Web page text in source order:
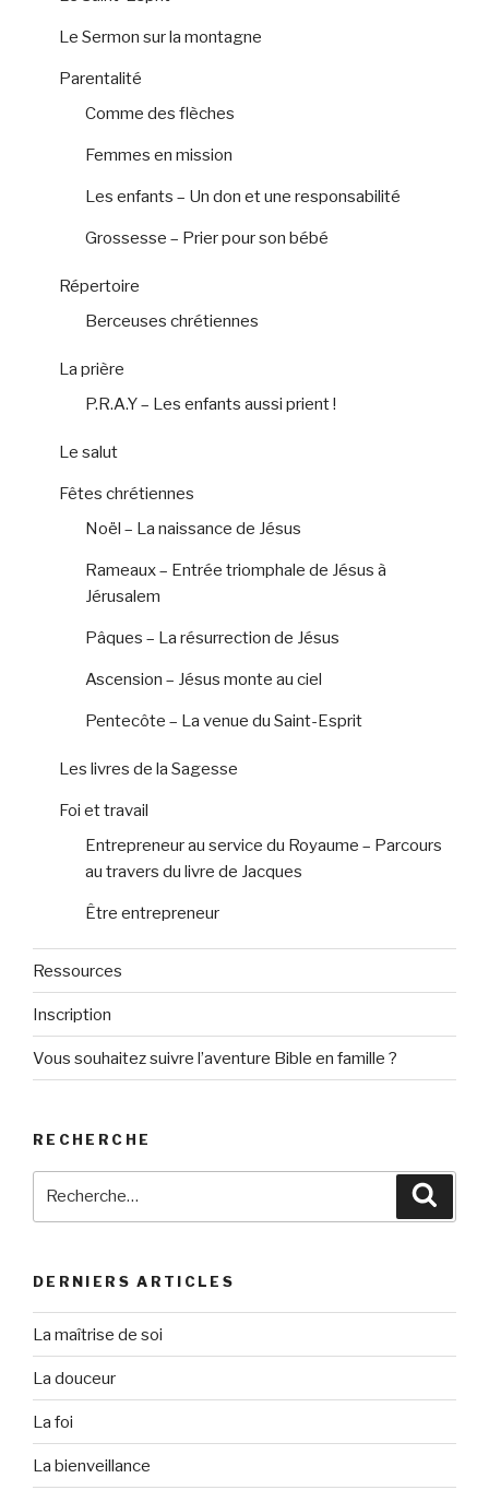
Le Sermon sur la montagne
Parentalité
Comme des flèches
Femmes en mission
Les enfants – Un don et une responsabilité
Grossesse – Prier pour son bébé
Répertoire
Berceuses chrétiennes
La prière
P.R.A.Y – Les enfants aussi prient !
Le salut
Fêtes chrétiennes
Noël – La naissance de Jésus
Rameaux – Entrée triomphale de Jésus à
Jérusalem
Pâques – La résurrection de Jésus
Ascension – Jésus monte au ciel
Pentecôte – La venue du Saint-Esprit
Les livres de la Sagesse
Foi et travail
Entrepreneur au service du Royaume – Parcours
au travers du livre de Jacques
Être entrepreneur
Ressources
Inscription
Vous souhaitez suivre l’aventure Bible en famille ?
RECHERCHE
DERNIERS ARTICLES
La maîtrise de soi
La douceur
La foi
La bienveillance